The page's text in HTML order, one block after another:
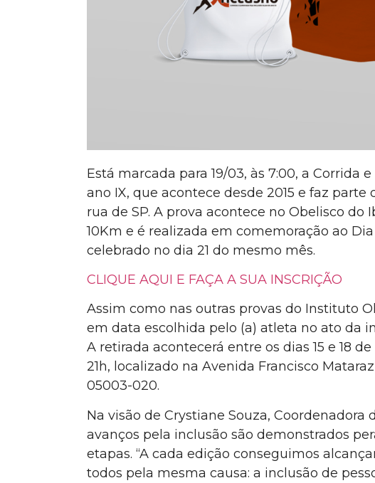
Está marcada para 19/03, às 7:00, a Corrida
ano IX, que acontece desde 2015 e faz
rua de SP. A prova acontece no Obelisco do
10Km e é realizada em comemoração ao
celebrado no dia 21 do mesmo mês.
CLIQUE AQUI E FAÇA A SUA INSCRIÇÃO
Assim como nas outras provas do Instituto
em data escolhida pelo (a) atleta no ato da
A retirada acontecerá entre os dias 15 e 18
21h, localizado na Avenida Francisco
05003-020.
Na visão de Crystiane Souza, Coordenadora
avanços pela inclusão são demonstrados
etapas. “A cada edição conseguimos
todos pela mesma causa: a inclusão de